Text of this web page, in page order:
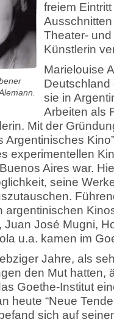
freiem
Theater-
Künstlerin
Marielouise
Deutschland
sie in
Arbeiten als
Mit der
Argentinisches
experimentellen
Aires war.
seine
argentinischen
Juan José Mugni,
u.a. kamen im
Jahre, als
den Mut hatten,
Goethe-Institut
heute “Neue
sich auf